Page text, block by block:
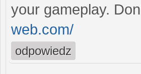
your gameplay.
web.com/
odpowiedz